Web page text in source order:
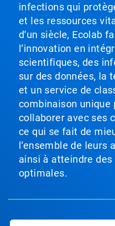
infections qui
et les ressources
d’un siècle, Ecolab
l’innovation en
scientifiques, des
sur des données, la
et un service de
combinaison unique
collaborer avec ses
ce qui se fait de
l’ensemble de leurs
ainsi à atteindre
optimales.